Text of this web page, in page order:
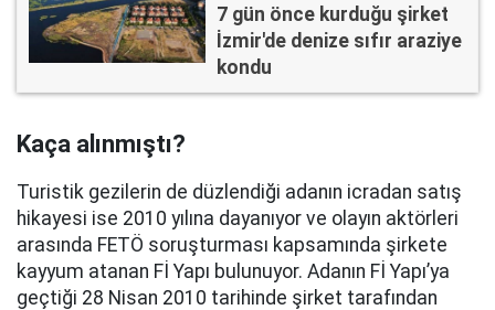
7 gün önce kurduğu şirket
İzmir'de denize sıfır araziye
kondu
Kaça alınmıştı?
Turistik gezilerin de düzlendiği adanın icradan satış
hikayesi ise 2010 yılına dayanıyor ve olayın aktörleri
arasında FETÖ soruşturması kapsamında şirkete
kayyum atanan Fİ Yapı bulunuyor. Adanın Fİ Yapı’ya
geçtiği 28 Nisan 2010 tarihinde şirket tarafından